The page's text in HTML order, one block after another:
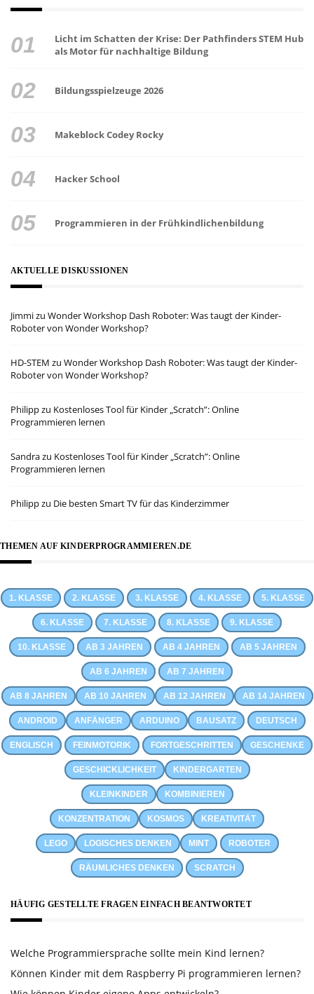
Licht im Schatten der Krise: Der Pathfinders STEM Hub
als Motor für nachhaltige Bildung
Bildungsspielzeuge 2026
Makeblock Codey Rocky
Hacker School
Programmieren in der Frühkindlichenbildung
AKTUELLE DISKUSSIONEN
Jimmizu Wonder Workshop Dash Roboter: Was taugt der Kinder-
Roboter von Wonder Workshop?
HD-STEM zu Wonder Workshop Dash Roboter: Was taugt der Kinder-
Roboter von Wonder Workshop?
Philippzu Kostenloses Tool für Kinder „Scratch”: Online
Programmieren lernen
Sandrazu Kostenloses Tool für Kinder „Scratch”: Online
Programmieren lernen
Philippzu Die besten Smart TV für das Kinderzimmer
THEMEN AUF KINDERPROGRAMMIEREN.DE
1. KLASSE 2. KLASSE 3. KLASSE 4. KLASSE 5. KLASSE
6. KLASSE 7. KLASSE 8. KLASSE 9. KLASSE
10. KLASSE AB 3 JAHREN AB 4 JAHREN AB 5 JAHREN
AB 6 JAHREN AB 7 JAHREN
AB 8 JAHREN AB 10 JAHREN AB 12 JAHREN AB 14 JAHREN
ANDROID ANFÄNGER ARDUINO BAUSATZ DEUTSCH
ENGLISCH FEINMOTORIK FORTGESCHRITTEN GESCHENKE
GESCHICKLICHKEIT KINDERGARTEN
KLEINKINDER KOMBINIEREN
KONZENTRATION KOSMOS KREATIVITÄT
LEGO LOGISCHES DENKEN MINT ROBOTER
RÄUMLICHES DENKEN SCRATCH
HÄUFIG GESTELLTE FRAGEN EINFACH BEANTWORTET
Welche Programmiersprache sollte mein Kind lernen?
Können Kinder mit dem Raspberry Pi programmieren lernen?